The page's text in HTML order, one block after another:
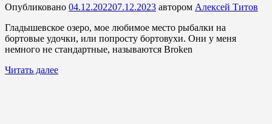
Опубликовано 04.12.202207.12.2023 автором Алексей Титов
Гладышевское озеро, мое любимое место рыбалки на
бортовые удочки, или попросту бортовухи. Они у меня
немного не стандартные, называются Broken
Читать далее